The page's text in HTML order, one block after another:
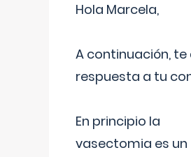
Hola Marcela,
A continuación,
respuesta a tu
En principio la
vasectomia es un